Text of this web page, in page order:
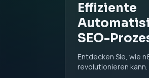
Effiziente
SEO-
Entdecken Sie, wie
revolutionieren kann.